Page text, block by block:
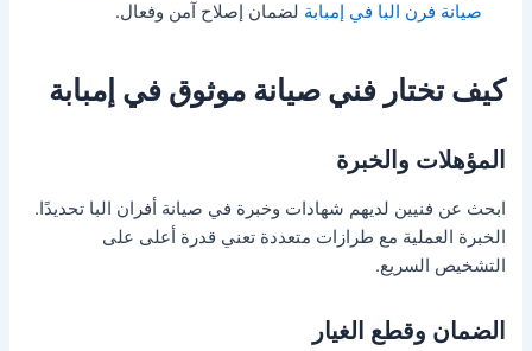
صيانة فرن البا في إمبابة لضمان إصلاح آمن وفعال.
كيف تختار فني صيانة موثوق في إمبابة
المؤهلات والخبرة
ابحث عن فنيين لديهم شهادات وخبرة في صيانة أفران البا تحديدًا.
الخبرة العملية مع طرازات متعددة تعني قدرة أعلى على
التشخيص السريع.
الضمان وقطع الغيار